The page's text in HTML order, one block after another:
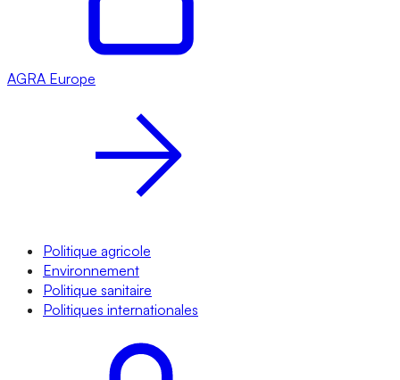
AGRA Europe
Politique agricole
Environnement
Politique sanitaire
Politiques internationales